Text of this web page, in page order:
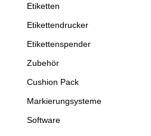
Etiketten
Etikettendrucker
Etikettenspender
Zubehör
Cushion Pack
Markierungsysteme
Software